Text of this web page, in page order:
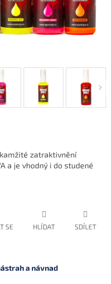
zatraktivnění
a je vhodný i do studené
SE HLÍDAT SDÍLET
a návnad